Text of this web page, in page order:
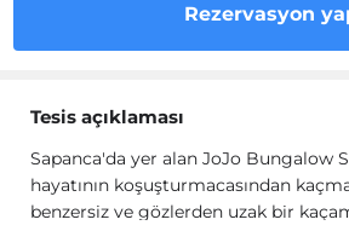
Rezervasyon
Tesis açıklaması
Sapanca'da yer alan JoJo Bungalow
hayatının koşuşturmacasından
benzersiz ve gözlerden uzak bir